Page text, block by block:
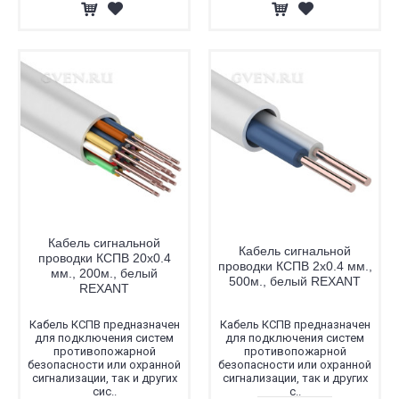
Кабель сигнальной
проводки КСПВ 20х0.4
мм., 200м., белый
REXANT
Кабель КСПВ предназначен
для подключения систем
противопожарной
безопасности или охранной
сигнализации, так и других
сис..
Кабель сигнальной
проводки КСПВ 2х0.4 мм.,
500м., белый REXANT
Кабель КСПВ предназначен
для подключения систем
противопожарной
безопасности или охранной
сигнализации, так и других
с..